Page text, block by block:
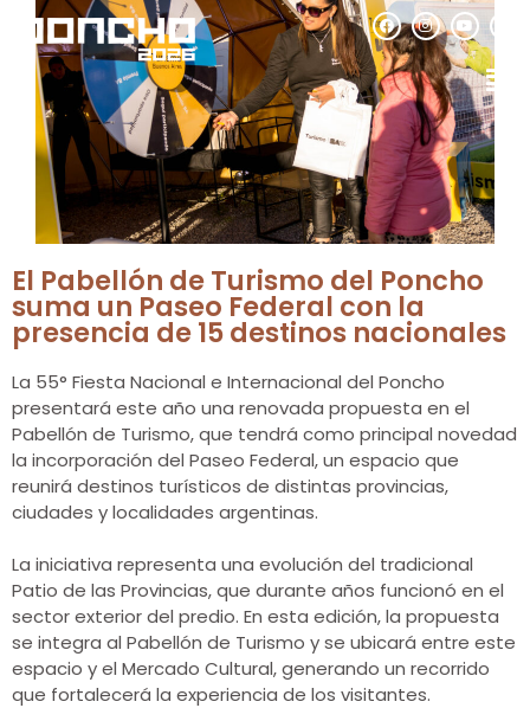
El Pabellón de Turismo del Poncho
suma un Paseo Federal con la
presencia de 15 destinos nacionales
La 55° Fiesta Nacional e Internacional del Poncho
presentará este año una renovada propuesta en el
Pabellón de Turismo, que tendrá como principal novedad
la incorporación del Paseo Federal, un espacio que
reunirá destinos turísticos de distintas provincias,
ciudades y localidades argentinas.
La iniciativa representa una evolución del tradicional
Patio de las Provincias, que durante años funcionó en el
sector exterior del predio. En esta edición, la propuesta
se integra al Pabellón de Turismo y se ubicará entre este
espacio y el Mercado Cultural, generando un recorrido
que fortalecerá la experiencia de los visitantes.